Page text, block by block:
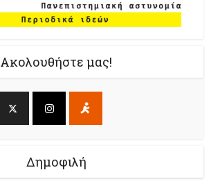
Ακολουθήστε μας!
Δημοφιλή